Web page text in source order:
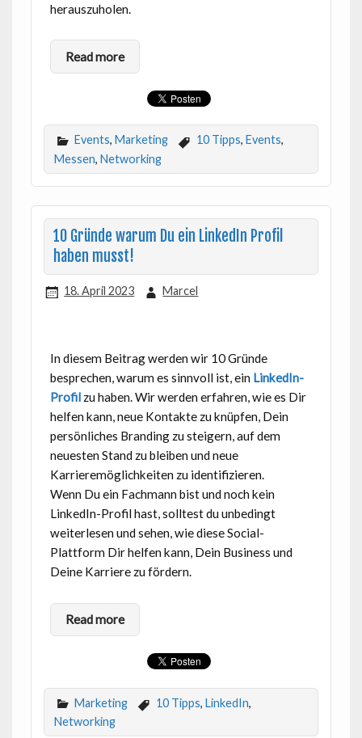
herauszuholen.
Read more
Events, Marketing 10 Tipps, Events,
Messen, Networking
10 Gründe warum Du ein LinkedIn Profil
haben musst!
18. April 2023 Marcel
In diesem Beitrag werden wir 10 Gründe
besprechen, warum es sinnvoll ist, ein LinkedIn-
Profilzu haben. Wir werden erfahren, wie es Dir
helfen kann, neue Kontakte zu knüpfen, Dein
persönliches Branding zu steigern, auf dem
neuesten Stand zu bleiben und neue
Karrieremöglichkeiten zu identifizieren.
Wenn Du ein Fachmann bist und noch kein
LinkedIn-Profil hast, solltest du unbedingt
weiterlesen und sehen, wie diese Social-
Plattform Dir helfen kann, Dein Business und
Deine Karriere zu fördern.
Read more
Marketing 10 Tipps, LinkedIn,
Networking